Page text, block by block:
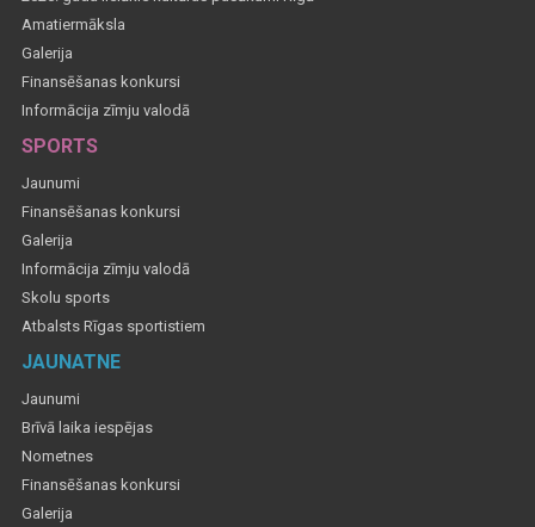
Amatiermāksla
Galerija
Finansēšanas konkursi
Informācija zīmju valodā
SPORTS
Jaunumi
Finansēšanas konkursi
Galerija
Informācija zīmju valodā
Skolu sports
Atbalsts Rīgas sportistiem
JAUNATNE
Jaunumi
Brīvā laika iespējas
Nometnes
Finansēšanas konkursi
Galerija